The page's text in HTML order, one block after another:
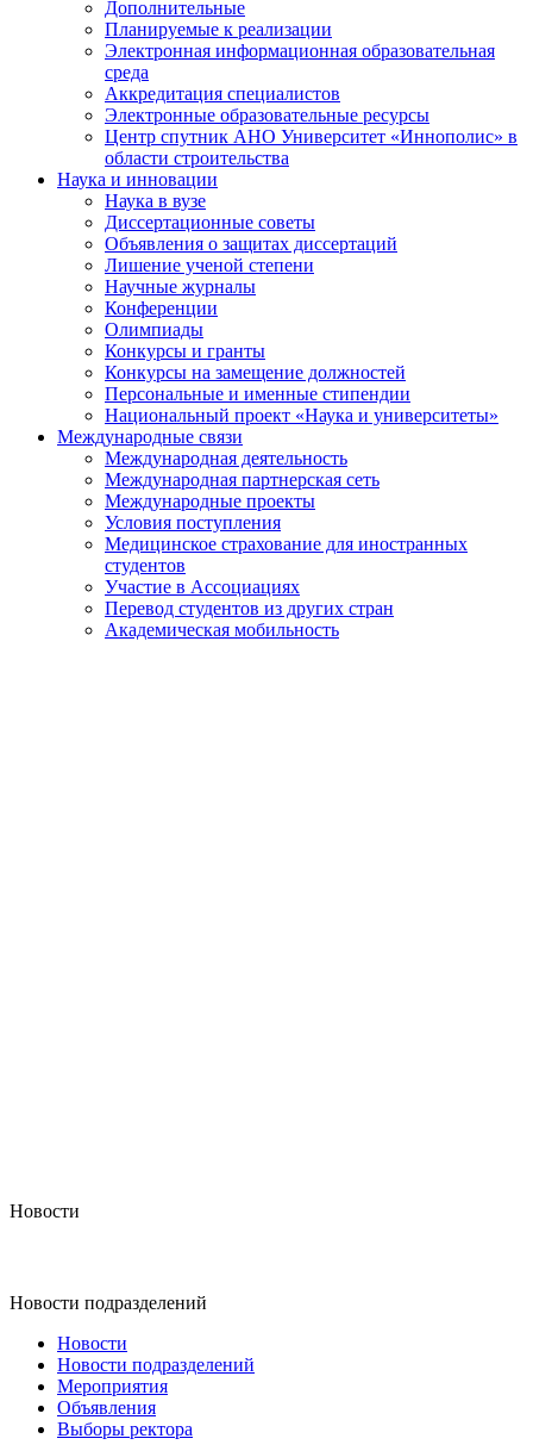
Дополнительные
Планируемые к реализации
Электронная информационная образовательная
среда
Аккредитация специалистов
Электронные образовательные ресурсы
Центр спутник АНО Университет «Иннополис» в
области строительства
Наука и инновации
Наука в вузе
Диссертационные советы
Объявления о защитах диссертаций
Лишение ученой степени
Научные журналы
Конференции
Олимпиады
Конкурсы и гранты
Конкурсы на замещение должностей
Персональные и именные стипендии
Национальный проект «Наука и университеты»
Международные связи
Международная деятельность
Международная партнерская сеть
Международные проекты
Условия поступления
Медицинское страхование для иностранных
студентов
Участие в Ассоциациях
Перевод студентов из других стран
Академическая мобильность
Новости
Новости подразделений
Новости
Новости подразделений
Мероприятия
Объявления
Выборы ректора